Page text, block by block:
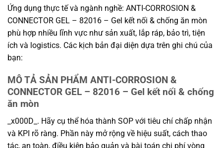
Ứng dụng thực tế và ngành nghề: ANTI-CORROSION &
CONNECTOR GEL – 82016 – Gel kết nối & chống ăn mòn
phù hợp nhiều lĩnh vực như sản xuất, lắp ráp, bảo trì, tiện
ích và logistics. Các kịch bản đại diện dựa trên ghi chú của
bạn:
MÔ TẢ SẢN PHẨM ANTI-CORROSION &
CONNECTOR GEL – 82016 – Gel kết nối & chống
ăn mòn
_x000D_. Hãy cụ thể hóa thành SOP với tiêu chí chấp nhận
và KPI rõ ràng. Phần này mở rộng về hiệu suất, cách thao
tác, an toàn, điều kiện bảo quản và bài toán chi phí vòng